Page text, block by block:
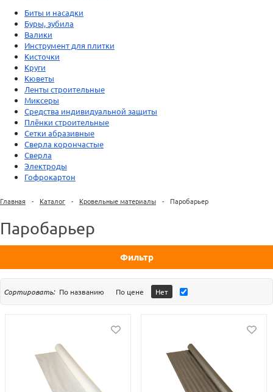
Биты и насадки
Буры, зубила
Валики
Инструмент для плитки
Кисточки
Круги
Кюветы
Ленты строительные
Миксеры
Средства индивидуальной защиты
Плёнки строительные
Сетки абразивные
Сверла корончастые
Сверла
Электроды
Гофрокартон
Главная - Каталог - Кровельные материалы - Паробарьер
Паробарьер
Фильтр
Сортировать: По названию По цене Нет